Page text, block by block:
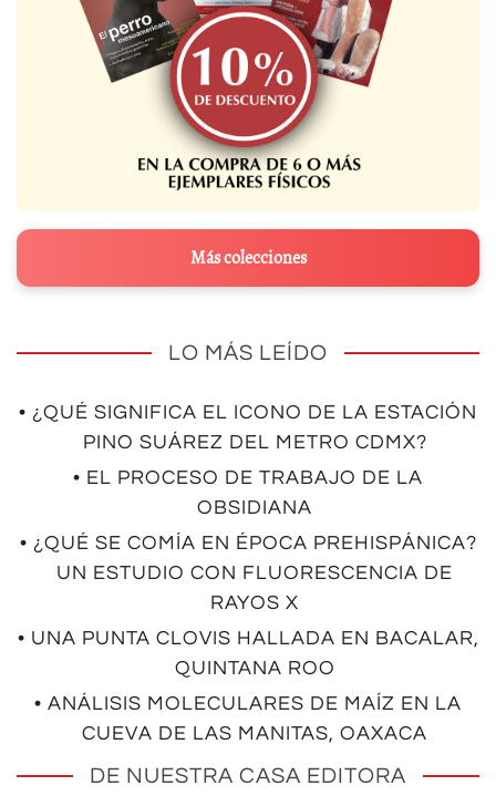
Más colecciones
LO MÁS LEÍDO
• ¿QUÉ SIGNIFICA EL ICONO DE LA ESTACIÓN
PINO SUÁREZ DEL METRO CDMX?
• EL PROCESO DE TRABAJO DE LA
OBSIDIANA
• ¿QUÉ SE COMÍA EN ÉPOCA PREHISPÁNICA?
UN ESTUDIO CON FLUORESCENCIA DE
RAYOS X
• UNA PUNTA CLOVIS HALLADA EN BACALAR,
QUINTANA ROO
• ANÁLISIS MOLECULARES DE MAÍZ EN LA
CUEVA DE LAS MANITAS, OAXACA
DE NUESTRA CASA EDITORA